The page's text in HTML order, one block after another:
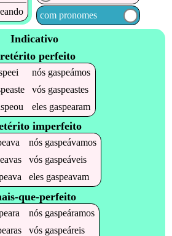
com pronomes
Indicativo
perfeito
nós gaspeámos
vós gaspeastes
eles gaspearam
imperfeito
nós gaspeávamos
vós gaspeáveis
eles gaspeavam
que-perfeito
nós gaspeáramos
vós gaspeáreis